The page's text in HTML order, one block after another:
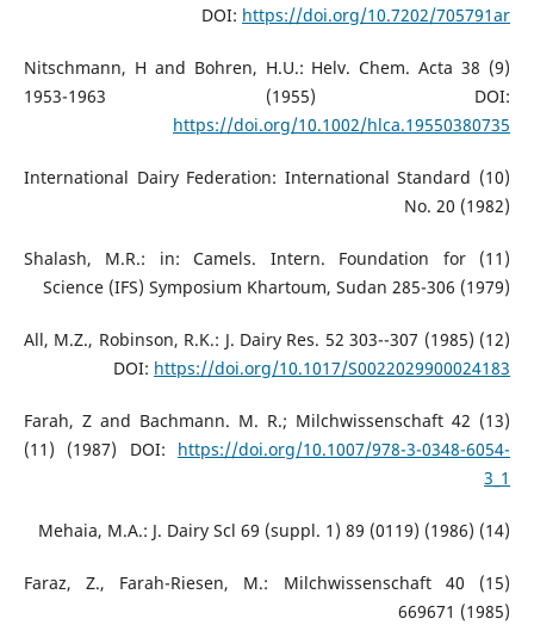
DOI: https://doi.org/10.7202/705791ar
(9) Nitschmann, H and Bohren, H.U.: Helv. Chem. Acta 38
1953-1963 (1955) DOI:
https://doi.org/10.1002/hlca.19550380735
(10) International Dairy Federation: International Standard
No. 20 (1982)
(11) Shalash, M.R.: in: Camels. Intern. Foundation for
Science (IFS) Symposium Khartoum, Sudan 285-306 (1979)
(12) All, M.Z., Robinson, R.K.: J. Dairy Res. 52 303--307 (1985)
DOI: https://doi.org/10.1017/S0022029900024183
(13) Farah, Z and Bachmann. M. R.; Milchwissenschaft 42
(11) (1987) DOI: https://doi.org/10.1007/978-3-0348-6054-
3_1
(14) Mehaia, M.A.: J. Dairy Scl 69 (suppl. 1) 89 (0119) (1986)
(15) Faraz, Z., Farah-Riesen, M.: Milchwissenschaft 40
669671 (1985)